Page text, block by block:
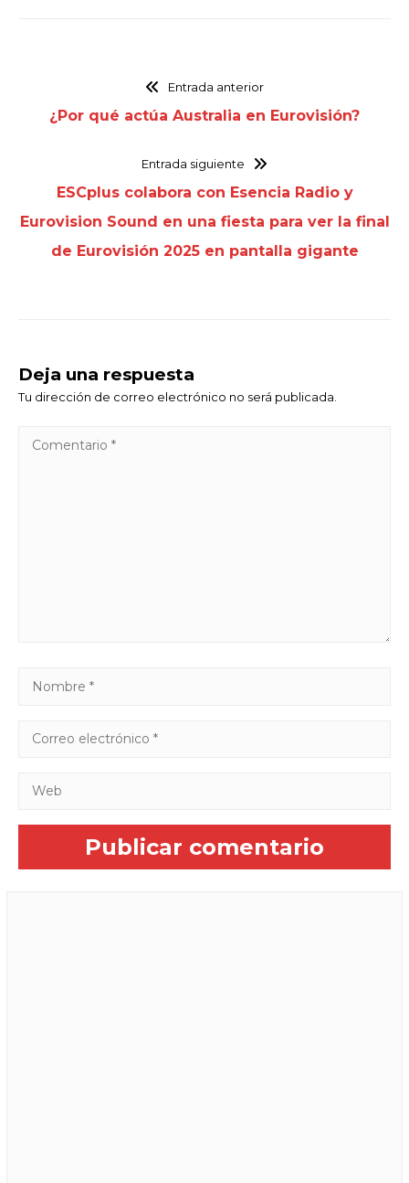
Entrada anterior
¿Por qué actúa Australia en Eurovisión?
Entrada siguiente
ESCplus colabora con Esencia Radio y
Eurovision Sound en una fiesta para ver la final
de Eurovisión 2025 en pantalla gigante
Deja una respuesta
Tu dirección de correo electrónico no será publicada.